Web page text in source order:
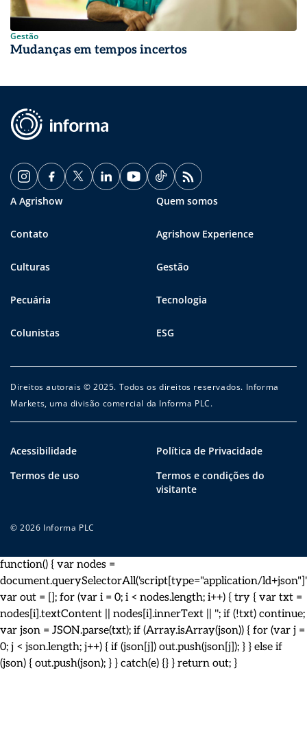
Gestão
Mudanças em tempos incertos
A Agrishow Quem somos
Contato Agrishow Experience
Culturas Gestão
Pecuária Tecnologia
Colunistas ESG
Direitos autorais © 2025. Todos os direitos reservados. Informa
Markets, uma divisão comercial da Informa PLC.
Acessibilidade
Política de Privacidade
Termos de uso
Termos e condições do
visitante
© 2026 Informa PLC
function() { var nodes =
document.querySelectorAll('script[type="application/
var out = []; for (var i = 0; i < nodes.length; i++) { try { var txt =
nodes[i].textContent || nodes[i].innerText || ''; if (!txt) continue;
var json = JSON.parse(txt); if (Array.isArray(json)) { for (var j =
0; j < json.length; j++) { if (json[j]) out.push(json[j]); } } else if
(json) { out.push(json); } } catch(e) {} } return out; }